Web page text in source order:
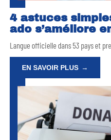
4 astuces
ado s’améliore
Langue officielle dans 53 pays et
EN SAVOIR PLUS